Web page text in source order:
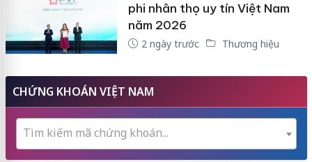
phi nhân thọ uy tín Việt Nam
năm 2026
2 ngày trước Thương hiệu
CHỨNG KHOÁN VIỆT NAM
Tìm kiếm mã chứng khoán...